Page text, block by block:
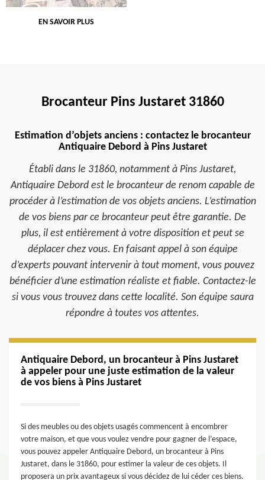
EN SAVOIR PLUS
Brocanteur Pins Justaret 31860
Estimation d’objets anciens : contactez le brocanteur
Antiquaire Debord à Pins Justaret
Établi dans le 31860, notamment à Pins Justaret,
Antiquaire Debord est le brocanteur de renom capable de
procéder à l’estimation de vos objets anciens. L’estimation
de vos biens par ce brocanteur peut être garantie. De
plus, il est entièrement à votre disposition et peut se
déplacer chez vous. En faisant appel à son équipe
d’experts pouvant intervenir à tout moment, vous pouvez
bénéficier d’une estimation réaliste et fiable. Contactez-le
si vous vous trouvez dans cette localité. Son équipe saura
répondre à toutes vos attentes.
Antiquaire Debord, un brocanteur à Pins Justaret
à appeler pour une juste estimation de la valeur
de vos biens à Pins Justaret
Si des meubles ou des objets usagés commencent à encombrer
votre maison, et que vous voulez vendre pour gagner de l’espace,
vous pouvez appeler Antiquaire Debord, un brocanteur à Pins
Justaret, dans le 31860, pour estimer la valeur de ces objets. Il
proposera un prix avantageux si vous décidez de lui céder ces biens.